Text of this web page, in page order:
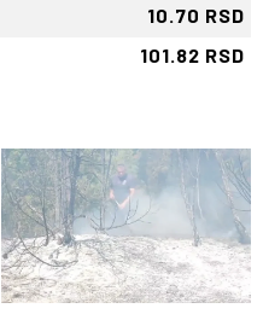
10.70 RSD
101.82 RSD